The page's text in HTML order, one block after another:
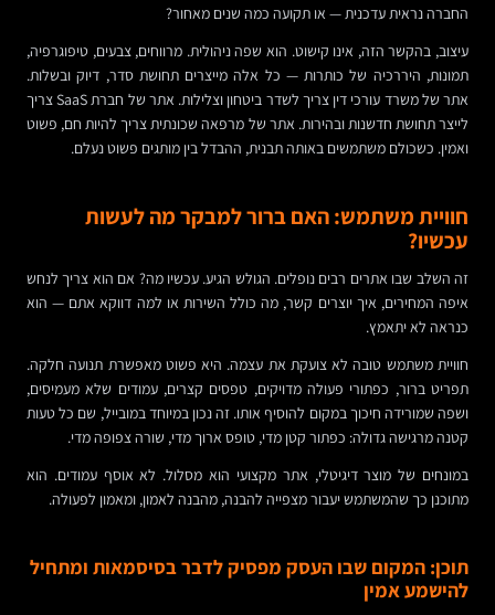
החברה נראית עדכנית — או תקועה כמה שנים מאחור?
עיצוב, בהקשר הזה, אינו קישוט. הוא שפה ניהולית. מרווחים, צבעים, טיפוגרפיה,
תמונות, היררכיה של כותרות — כל אלה מייצרים תחושת סדר, דיוק ובשלות.
אתר של משרד עורכי דין צריך לשדר ביטחון וצלילות. אתר של חברת SaaS צריך
לייצר תחושת חדשנות ובהירות. אתר של מרפאה שכונתית צריך להיות חם, פשוט
ואמין. כשכולם משתמשים באותה תבנית, ההבדל בין מותגים פשוט נעלם.
חוויית משתמש: האם ברור למבקר מה לעשות
עכשיו?
זה השלב שבו אתרים רבים נופלים. הגולש הגיע. עכשיו מה? אם הוא צריך לנחש
איפה המחירים, איך יוצרים קשר, מה כולל השירות או למה דווקא אתם — הוא
כנראה לא יתאמץ.
חוויית משתמש טובה לא צועקת את עצמה. היא פשוט מאפשרת תנועה חלקה.
תפריט ברור, כפתורי פעולה מדויקים, טפסים קצרים, עמודים שלא מעמיסים,
ושפה שמורידה חיכוך במקום להוסיף אותו. זה נכון במיוחד במובייל, שם כל טעות
קטנה מרגישה גדולה: כפתור קטן מדי, טופס ארוך מדי, שורה צפופה מדי.
במונחים של מוצר דיגיטלי, אתר מקצועי הוא מסלול. לא אוסף עמודים. הוא
מתוכנן כך שהמשתמש יעבור מצפייה להבנה, מהבנה לאמון, ומאמון לפעולה.
תוכן: המקום שבו העסק מפסיק לדבר בסיסמאות ומתחיל
להישמע אמין